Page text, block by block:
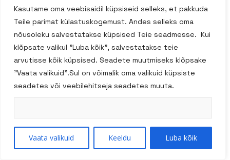
Kasutame oma veebisaidil küpsiseid selleks, et pakkuda
Teile parimat külastuskogemust. Andes selleks oma
nõusoleku salvestatakse küpsised Teie seadmesse. Kui
klõpsate valikul "Luba kõik", salvestatakse teie
arvutisse kõik küpsised. Seadete muutmiseks klõpsake
"Vaata valikuid".Sul on võimalik oma valikuid küpsiste
seadetes või veebilehitseja seadetes muuta.
Vaata valikuid Keeldu Luba kõik
GOOSLANDER Moomi
trühvlid-Vaarika